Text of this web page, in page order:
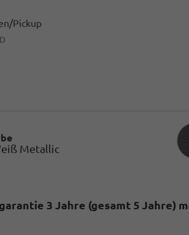
Pickup
Metallic
3 Jahre (gesamt 5 Jahre)